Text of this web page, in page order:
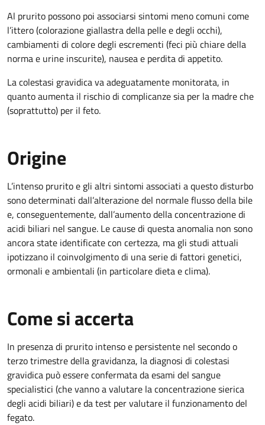
Al prurito possono poi associarsi sintomi meno comuni come
l’ittero (colorazione giallastra della pelle e degli occhi),
cambiamenti di colore degli escrementi (feci più chiare della
norma e urine inscurite), nausea e perdita di appetito.
La colestasi gravidica va adeguatamente monitorata, in
quanto aumenta il rischio di complicanze sia per la madre che
(soprattutto) per il feto.
Origine
L’intenso prurito e gli altri sintomi associati a questo disturbo
sono determinati dall’alterazione del normale flusso della bile
e, conseguentemente, dall’aumento della concentrazione di
acidi biliari nel sangue. Le cause di questa anomalia non sono
ancora state identificate con certezza, ma gli studi attuali
ipotizzano il coinvolgimento di una serie di fattori genetici,
ormonali e ambientali (in particolare dieta e clima).
Come si accerta
In presenza di prurito intenso e persistente nel secondo o
terzo trimestre della gravidanza, la diagnosi di colestasi
gravidica può essere confermata da esami del sangue
specialistici (che vanno a valutare la concentrazione sierica
degli acidi biliari) e da test per valutare il funzionamento del
fegato.